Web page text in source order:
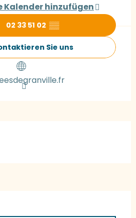
Kalender hinzufügen
02 33 51 02 ▒▒
Sie uns